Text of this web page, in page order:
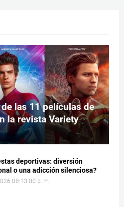
las 11 películas de
la revista Variety
deportivas: diversión
o una adicción silenciosa?
08:13:00 p. m.